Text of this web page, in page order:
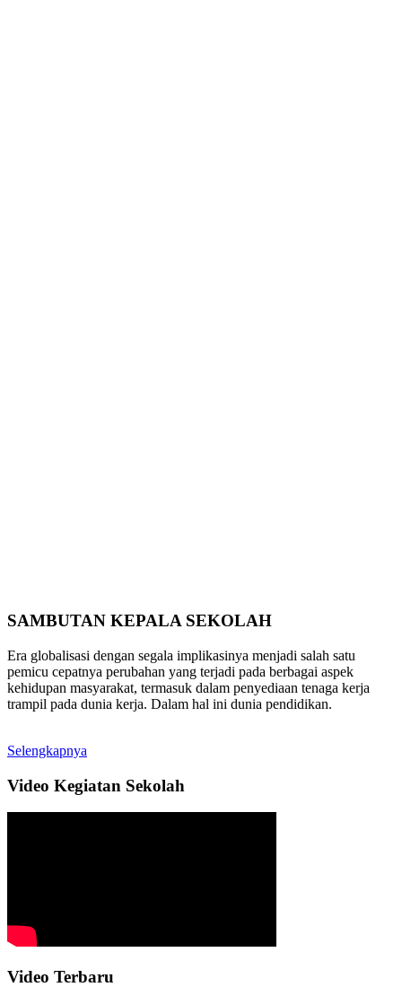
SAMBUTAN KEPALA SEKOLAH
Era globalisasi dengan segala implikasinya menjadi salah satu
pemicu cepatnya perubahan yang terjadi pada berbagai aspek
kehidupan masyarakat, termasuk dalam penyediaan tenaga kerja
trampil pada dunia kerja. Dalam hal ini dunia pendidikan.
Selengkapnya
Video Kegiatan Sekolah
Video Terbaru